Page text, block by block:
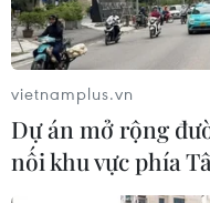
vietnamplus.vn
Dự án mở rộng
nối khu vực phía